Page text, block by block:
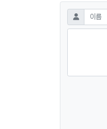
댓글쓰기
이름 필수